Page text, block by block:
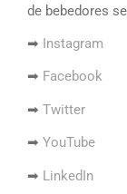
de bebedores
➡ Instagram
➡ Facebook
➡ Twitter
➡ YouTube
➡ LinkedIn